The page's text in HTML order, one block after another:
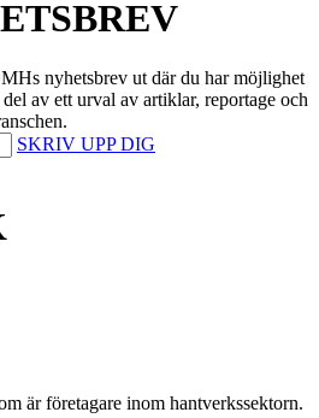
nyhetsbrev ut där du har möjlighet
av ett urval av artiklar, reportage och
SKRIV UPP DIG
är företagare inom hantverkssektorn.